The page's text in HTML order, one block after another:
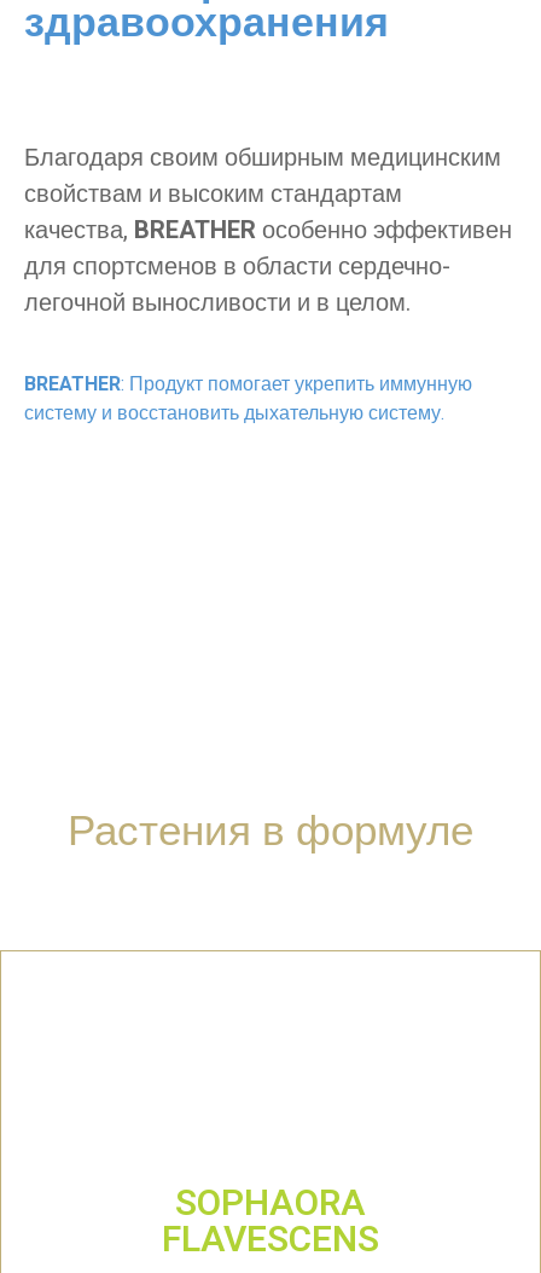
здравоохранения
Благодаря своим обширным медицинским
свойствам и высоким стандартам
качества, BREATHER особенно эффективен
для спортсменов в области сердечно-
легочной выносливости и в целом.
BREATHER: Продукт помогает укрепить иммунную
систему и восстановить дыхательную систему.
Растения в формуле
SOPHAORA
FLAVESCENS